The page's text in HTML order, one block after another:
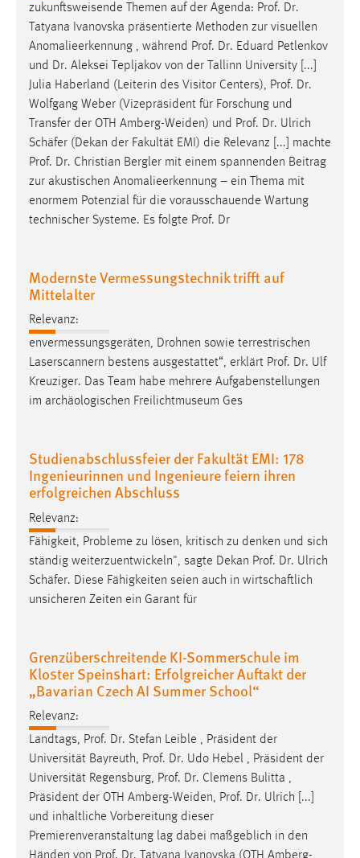
zukunftsweisende Themen auf der Agenda: Prof. Dr.
Tatyana Ivanovska präsentierte Methoden zur visuellen
Anomalieerkennung , während Prof. Dr. Eduard Petlenkov
und Dr. Aleksei Tepljakov von der Tallinn University [...]
Julia Haberland (Leiterin des Visitor Centers), Prof. Dr.
Wolfgang Weber (Vizepräsident für Forschung und
Transfer der OTH Amberg-Weiden) und Prof. Dr. Ulrich
Schäfer (Dekan der Fakultät EMI) die Relevanz [...] machte
Prof. Dr. Christian Bergler mit einem spannenden Beitrag
zur akustischen Anomalieerkennung – ein Thema mit
enormem Potenzial für die vorausschauende Wartung
technischer Systeme. Es folgte Prof. Dr
Modernste Vermessungstechnik trifft auf
Mittelalter
Relevanz:
envermessungsgeräten, Drohnen sowie terrestrischen
Laserscannern bestens ausgestattet“, erklärt Prof. Dr. Ulf
Kreuziger. Das Team habe mehrere Aufgabenstellungen
im archäologischen Freilichtmuseum Ges
Studienabschlussfeier der Fakultät EMI: 178
Ingenieurinnen und Ingenieure feiern ihren
erfolgreichen Abschluss
Relevanz:
Fähigkeit, Probleme zu lösen, kritisch zu denken und sich
ständig weiterzuentwickeln", sagte Dekan Prof. Dr. Ulrich
Schäfer. Diese Fähigkeiten seien auch in wirtschaftlich
unsicheren Zeiten ein Garant für
Grenzüberschreitende KI-Sommerschule im
Kloster Speinshart: Erfolgreicher Auftakt der
„Bavarian Czech AI Summer School“
Relevanz:
Landtags, Prof. Dr. Stefan Leible , Präsident der
Universität Bayreuth, Prof. Dr. Udo Hebel , Präsident der
Universität Regensburg, Prof. Dr. Clemens Bulitta ,
Präsident der OTH Amberg-Weiden, Prof. Dr. Ulrich [...]
und inhaltliche Vorbereitung dieser
Premierenveranstaltung lag dabei maßgeblich in den